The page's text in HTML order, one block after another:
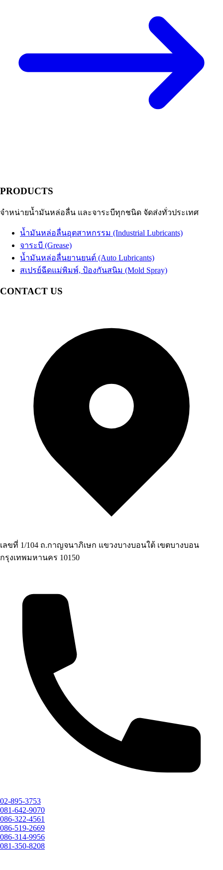
PRODUCTS
จำหน่ายน้ำมันหล่อลื่น และจาระบีทุกชนิด จัดส่งทั่วประเทศ
น้ำมันหล่อลื่นอุตสาหกรรม (Industrial Lubricants)
จาระบี (Grease)
น้ำมันหล่อลื่นยานยนต์ (Auto Lubricants)
สเปรย์ฉีดแม่พิมพ์, ป้องกันสนิม (Mold Spray)
CONTACT US
เลขที่ 1/104 ถ.กาญจนาภิเษก แขวงบางบอนใต้ เขตบางบอน
กรุงเทพมหานคร 10150
02-895-3753
081-642-9070
086-322-4561
086-519-2669
086-314-9956
081-350-8208